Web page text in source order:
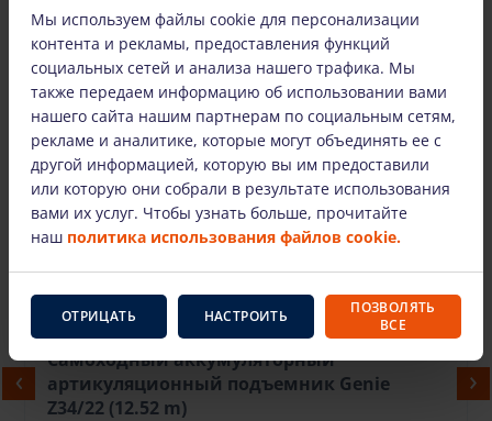
Мы также предлагаем
Самоходный аккумуляторный
артикуляционный подъемник Genie
Z34/22 (12.52 m)
Мы используем файлы cookie для персонализации
контента и рекламы, предоставления функций
социальных сетей и анализа нашего трафика. Мы
также передаем информацию об использовании вами
нашего сайта нашим партнерам по социальным сетям,
рекламе и аналитике, которые могут объединять ее с
другой информацией, которую вы им предоставили
или которую они собрали в результате использования
вами их услуг. Чтобы узнать больше, прочитайте
наш политика использования файлов cookie.
ОТРИЦАТЬ НАСТРОИТЬ
ПОЗВОЛЯТЬ
ВСЕ